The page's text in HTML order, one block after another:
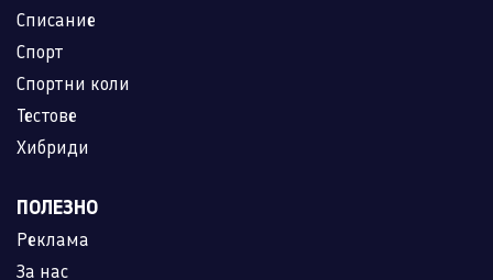
Списание
Спорт
Спортни коли
Тестове
Хибриди
ПОЛЕЗНО
Реклама
За нас